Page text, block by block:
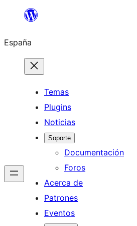
Saltar
contenido
España
Temas
Plugins
Noticias
Soporte
Documentación
Foros
Acerca de
Patrones
Eventos